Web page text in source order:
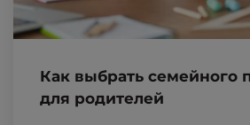
Как выбрать семейного
для родителей